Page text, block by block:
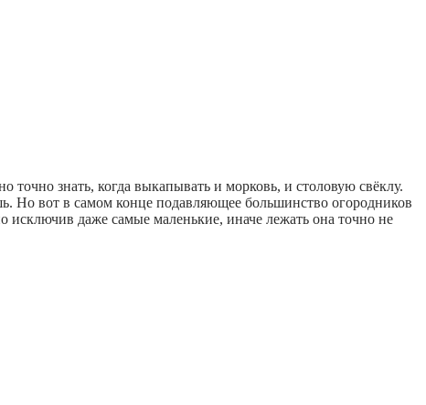
точно знать, когда выкапывать и морковь, и столовую свёклу.
Но вот в самом конце подавляющее большинство огородников
исключив даже самые маленькие, иначе лежать она точно не